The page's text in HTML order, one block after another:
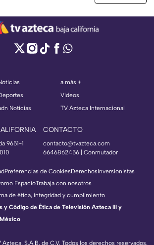
Noticias
a más +
Videos
TV Azteca Internacional
9651-1
CONTACTO
contacto@tvazteca.com
6646862456 | Conmutador
S.A.B. de C.V. Todos los derechos reservados,
Preferencias de CookiesDerechosInversionistas
EspacioTrabaja con nosotros
de ética, integridad y cumplimiento
y Código de Ética de Televisión Azteca III y